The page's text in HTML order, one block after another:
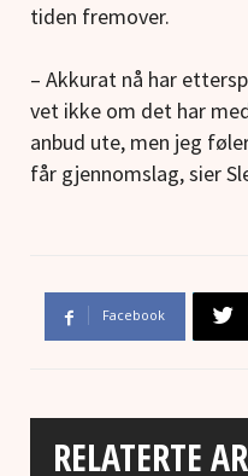
tiden fremover.
– Akkurat nå har
vet ikke om det har
anbud ute, men jeg
får gjennomslag, sier
Facebook
RELATERTE